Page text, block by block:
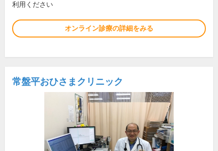
利用ください
オンライン診療の詳細をみる
常盤平おひさまクリニック